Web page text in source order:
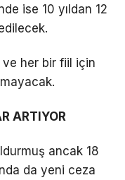
ise 10 yıldan 12
ve her bir fiil için
ARTIYOR
ancak 18
da yeni ceza